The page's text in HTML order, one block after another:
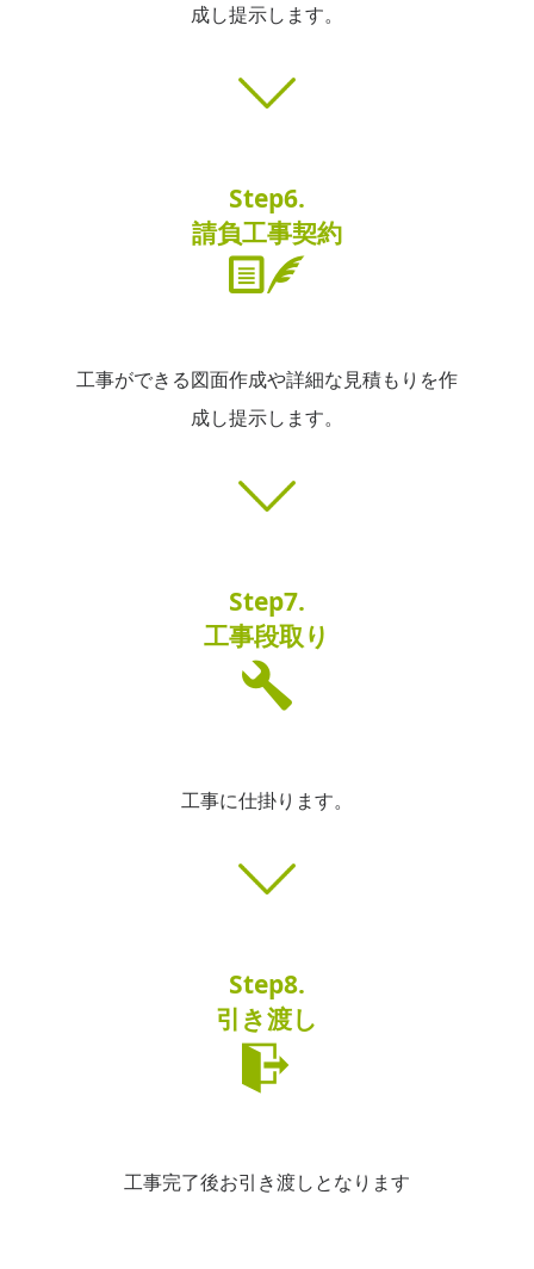
成し提示します。
Step6.
請負工事契約
工事ができる図面作成や詳細な見積もりを作
成し提示します。
Step7.
工事段取り
工事に仕掛ります。
Step8.
引き渡し
工事完了後お引き渡しとなります